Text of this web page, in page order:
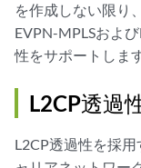
を作成しない限り
EVPN-MPLSおよ
性をサポートします
L2CP透過
L2CP透過性を採